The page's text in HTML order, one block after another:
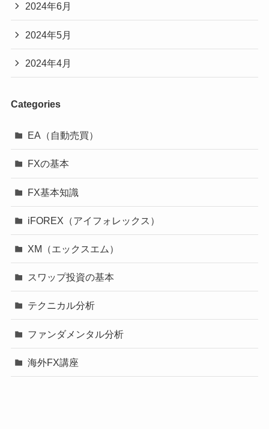
2024年6月
2024年5月
2024年4月
Categories
EA（自動売買）
FXの基本
FX基本知識
iFOREX（アイフォレックス）
XM（エックスエム）
スワップ投資の基本
テクニカル分析
ファンダメンタル分析
海外FX講座